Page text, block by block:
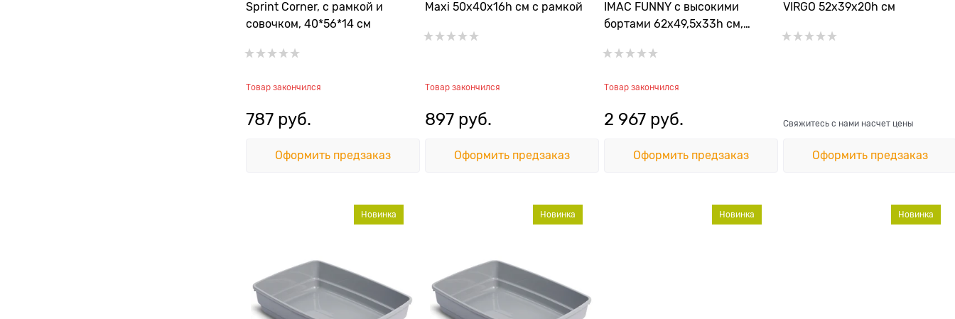
Sprint Corner, с рамкой и
совочком, 40*56*14 см
Товар закончился
787 руб.
Оформить предзаказ
Maxi 50х40х16h см с рамкой
Товар закончился
897 руб.
Оформить предзаказ
IMAC FUNNY с высокими
бортами 62х49,5х33h см,
Товар закончился
2 967 руб.
Оформить предзаказ
VIRGO 52x39x20h см
Свяжитесь с нами насчет цены
Оформить предзаказ
Новинка Новинка Новинка Новинка